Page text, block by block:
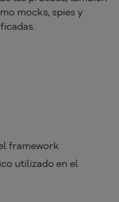
mocks, spies y
framework
utilizado en el